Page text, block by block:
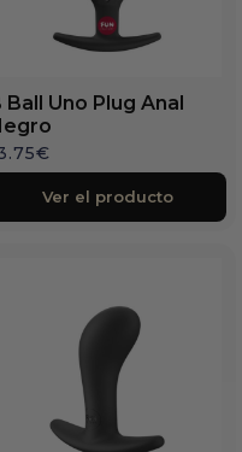
Ball Uno Plug Anal
€
Ver el producto